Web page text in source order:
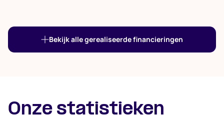
Bekijk alle gerealiseerde financieringen
Onze statistieken